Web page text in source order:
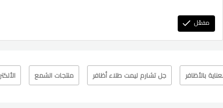
مفعّل
بالأظافر جل تشارم ليمت طلاء أظافر منتجات الشمع